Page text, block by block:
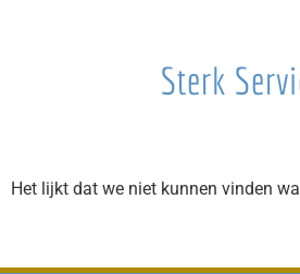
Sterk
Het lijkt dat we niet kunnen vinden